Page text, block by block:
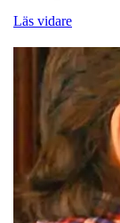
Läs vidare